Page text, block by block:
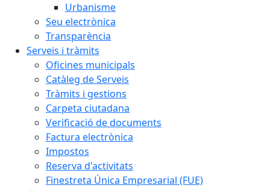
Urbanisme
Seu electrònica
Transparència
Serveis i tràmits
Oficines municipals
Catàleg de Serveis
Tràmits i gestions
Carpeta ciutadana
Verificació de documents
Factura electrònica
Impostos
Reserva d'activitats
Finestreta Única Empresarial (FUE)